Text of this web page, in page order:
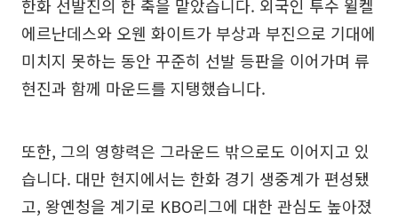
한화 선발진의 한 축을 맡았습니다. 외국인 투수 윌켈
에르난데스와 오웬 화이트가 부상과 부진으로 기대에
미치지 못하는 동안 꾸준히 선발 등판을 이어가며 류
현진과 함께 마운드를 지탱했습니다.
또한, 그의 영향력은 그라운드 밖으로도 이어지고 있
습니다. 대만 현지에서는 한화 경기 생중계가 편성됐
고, 왕옌청을 계기로 KBO리그에 대한 관심도 높아졌